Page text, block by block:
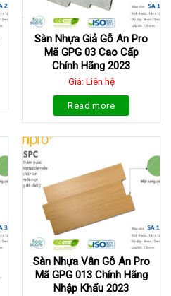
Sàn Nhựa Giả Gỗ An Pro
Mã GPG 03 Cao Cấp
Chính Hãng 2023
Giá: Liên hệ
Read more
Sàn Nhựa Vân Gỗ An Pro
Mã GPG 013 Chính Hãng
Nhập Khẩu 2023